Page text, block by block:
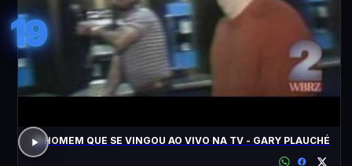
19
O HOMEM QUE SE VINGOU AO VIVO NA TV - GARY PLAUCHÉ